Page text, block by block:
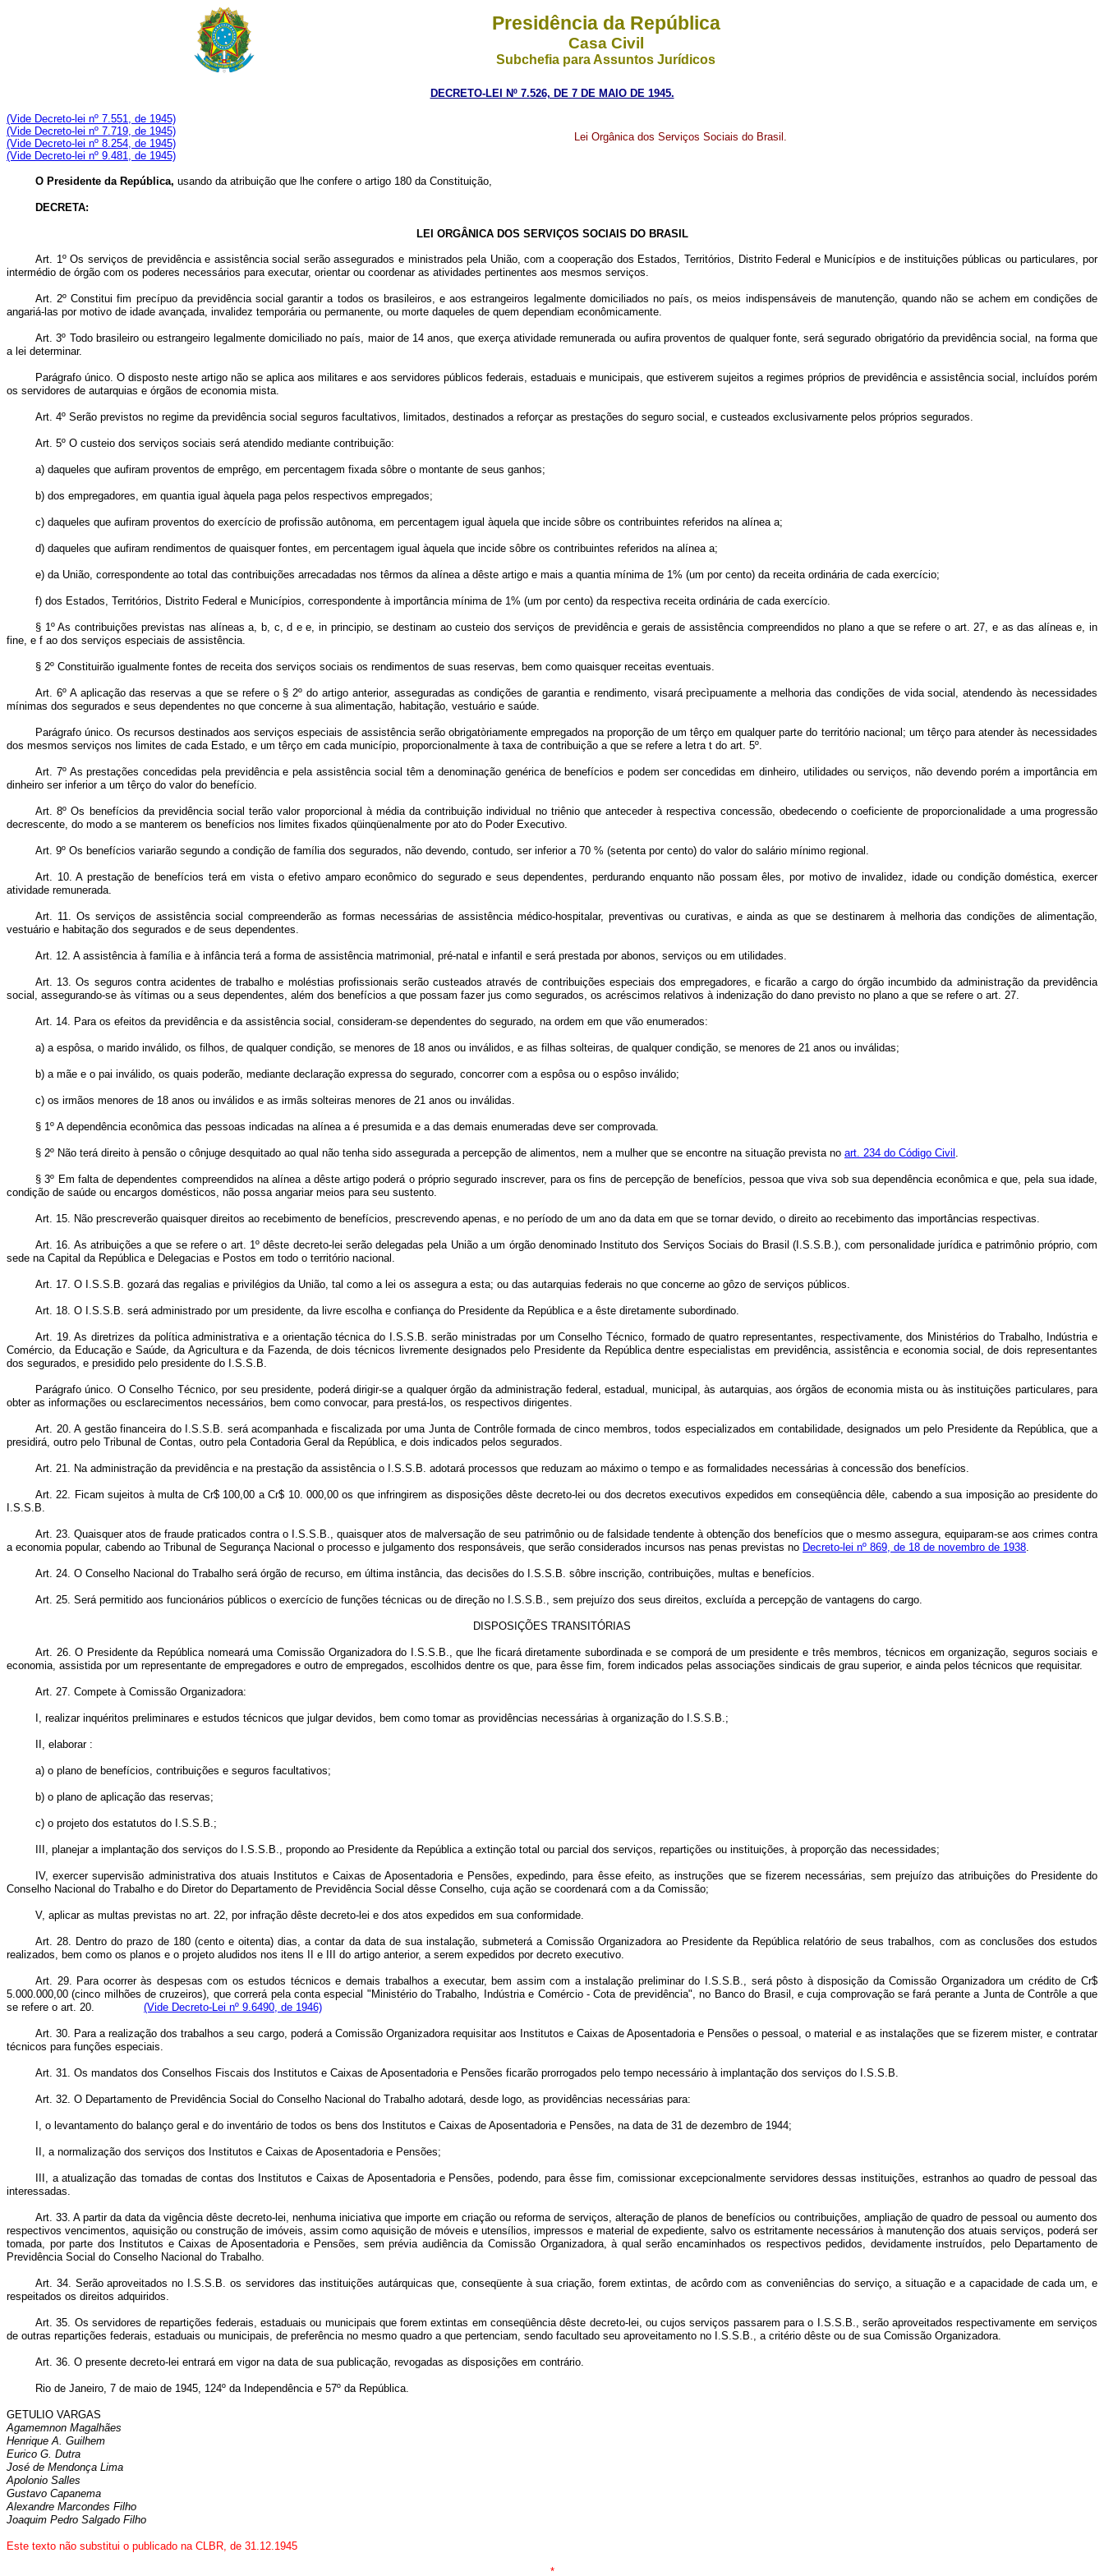
Presidência da República
Casa Civil
Subchefia para Assuntos Jurídicos
DECRETO-LEI Nº 7.526, DE 7 DE MAIO DE 1945.
(Vide Decreto-lei nº 7.551, de 1945)
(Vide Decreto-lei nº 7.719, de 1945)
(Vide Decreto-lei nº 8.254, de 1945)
(Vide Decreto-lei nº 9.481, de 1945)
Lei Orgânica dos Serviços Sociais do Brasil.
O Presidente da República, usando da atribuição que lhe confere o artigo 180 da Constituição,
DECRETA:
LEI ORGÂNICA DOS SERVIÇOS SOCIAIS DO BRASIL
Art. 1º Os serviços de previdência e assistência social serão assegurados e ministrados pela União, com a cooperação dos Estados, Territórios, Distrito Federal e Municípios e de instituições públicas ou particulares, por
intermédio de órgão com os poderes necessários para executar, orientar ou coordenar as atividades pertinentes aos mesmos serviços.
Art. 2º Constitui fim precípuo da previdência social garantir a todos os brasileiros, e aos estrangeiros legalmente domiciliados no país, os meios indispensáveis de manutenção, quando não se achem em condições de
angariá-las por motivo de idade avançada, invalidez temporária ou permanente, ou morte daqueles de quem dependiam econômicamente.
Art. 3º Todo brasileiro ou estrangeiro legalmente domiciliado no país, maior de 14 anos, que exerça atividade remunerada ou aufira proventos de qualquer fonte, será segurado obrigatório da previdência social, na forma que
a lei determinar.
Parágrafo único. O disposto neste artigo não se aplica aos militares e aos servidores públicos federais, estaduais e municipais, que estiverem sujeitos a regimes próprios de previdência e assistência social, incluídos porém
os servidores de autarquias e órgãos de economia mista.
Art. 4º Serão previstos no regime da previdência social seguros facultativos, limitados, destinados a reforçar as prestações do seguro social, e custeados exclusivarnente pelos próprios segurados.
Art. 5º O custeio dos serviços sociais será atendido mediante contribuição:
a) daqueles que aufiram proventos de emprêgo, em percentagem fixada sôbre o montante de seus ganhos;
b) dos empregadores, em quantia igual àquela paga pelos respectivos empregados;
c) daqueles que aufiram proventos do exercício de profissão autônoma, em percentagem igual àquela que incide sôbre os contribuintes referidos na alínea a;
d) daqueles que aufiram rendimentos de quaisquer fontes, em percentagem igual àquela que incide sôbre os contribuintes referidos na alínea a;
e) da União, correspondente ao total das contribuições arrecadadas nos têrmos da alínea a dêste artigo e mais a quantia mínima de 1% (um por cento) da receita ordinária de cada exercício;
f) dos Estados, Territórios, Distrito Federal e Municípios, correspondente à importância mínima de 1% (um por cento) da respectiva receita ordinária de cada exercício.
§ 1º As contribuições previstas nas alíneas a, b, c, d e e, in principio, se destinam ao custeio dos serviços de previdência e gerais de assistência compreendidos no plano a que se refere o art. 27, e as das alíneas e, in
fine, e f ao dos serviços especiais de assistência.
§ 2º Constituirão igualmente fontes de receita dos serviços sociais os rendimentos de suas reservas, bem como quaisquer receitas eventuais.
Art. 6º A aplicação das reservas a que se refere o § 2º do artigo anterior, asseguradas as condições de garantia e rendimento, visará precìpuamente a melhoria das condições de vida social, atendendo às necessidades
mínimas dos segurados e seus dependentes no que concerne à sua alimentação, habitação, vestuário e saúde.
Parágrafo único. Os recursos destinados aos serviços especiais de assistência serão obrigatòriamente empregados na proporção de um têrço em qualquer parte do território nacional; um têrço para atender às necessidades
dos mesmos serviços nos limites de cada Estado, e um têrço em cada município, proporcionalmente à taxa de contribuição a que se refere a letra t do art. 5º.
Art. 7º As prestações concedidas pela previdência e pela assistência social têm a denominação genérica de benefícios e podem ser concedidas em dinheiro, utilidades ou serviços, não devendo porém a importância em
dinheiro ser inferior a um têrço do valor do benefício.
Art. 8º Os benefícios da previdência social terão valor proporcional à média da contribuição individual no triênio que anteceder à respectiva concessão, obedecendo o coeficiente de proporcionalidade a uma progressão
decrescente, do modo a se manterem os benefícios nos limites fixados qüinqüenalmente por ato do Poder Executivo.
Art. 9º Os benefícios variarão segundo a condição de família dos segurados, não devendo, contudo, ser inferior a 70 % (setenta por cento) do valor do salário mínimo regional.
Art. 10. A prestação de benefícios terá em vista o efetivo amparo econômico do segurado e seus dependentes, perdurando enquanto não possam êles, por motivo de invalidez, idade ou condição doméstica, exercer
atividade remunerada.
Art. 11. Os serviços de assistência social compreenderão as formas necessárias de assistência médico-hospitalar, preventivas ou curativas, e ainda as que se destinarem à melhoria das condições de alimentação,
vestuário e habitação dos segurados e de seus dependentes.
Art. 12. A assistência à família e à infância terá a forma de assistência matrimonial, pré-natal e infantil e será prestada por abonos, serviços ou em utilidades.
Art. 13. Os seguros contra acidentes de trabalho e moléstias profissionais serão custeados através de contribuições especiais dos empregadores, e ficarão a cargo do órgão incumbido da administração da previdência
social, assegurando-se às vítimas ou a seus dependentes, além dos benefícios a que possam fazer jus como segurados, os acréscimos relativos à indenização do dano previsto no plano a que se refere o art. 27.
Art. 14. Para os efeitos da previdência e da assistência social, consideram-se dependentes do segurado, na ordem em que vão enumerados:
a) a espôsa, o marido inválido, os filhos, de qualquer condição, se menores de 18 anos ou inválidos, e as filhas solteiras, de qualquer condição, se menores de 21 anos ou inválidas;
b) a mãe e o pai inválido, os quais poderão, mediante declaração expressa do segurado, concorrer com a espôsa ou o espôso inválido;
c) os irmãos menores de 18 anos ou inválidos e as irmãs solteiras menores de 21 anos ou inválidas.
§ 1º A dependência econômica das pessoas indicadas na alínea a é presumida e a das demais enumeradas deve ser comprovada.
§ 2º Não terá direito à pensão o cônjuge desquitado ao qual não tenha sido assegurada a percepção de alimentos, nem a mulher que se encontre na situação prevista no art. 234 do Código Civil .
§ 3º Em falta de dependentes compreendidos na alínea a dêste artigo poderá o próprio segurado inscrever, para os fins de percepção de benefícios, pessoa que viva sob sua dependência econômica e que, pela sua idade,
condição de saúde ou encargos domésticos, não possa angariar meios para seu sustento.
Art. 15. Não prescreverão quaisquer direitos ao recebimento de benefícios, prescrevendo apenas, e no período de um ano da data em que se tornar devido, o direito ao recebimento das importâncias respectivas.
Art. 16. As atribuições a que se refere o art. 1º dêste decreto-lei serão delegadas pela União a um órgão denominado Instituto dos Serviços Sociais do Brasil (I.S.S.B.), com personalidade jurídica e patrimônio próprio, com
sede na Capital da República e Delegacias e Postos em todo o território nacional.
Art. 17. O I.S.S.B. gozará das regalias e privilégios da União, tal como a lei os assegura a esta; ou das autarquias federais no que concerne ao gôzo de serviços públicos.
Art. 18. O I.S.S.B. será administrado por um presidente, da livre escolha e confiança do Presidente da República e a êste diretamente subordinado.
Art. 19. As diretrizes da política administrativa e a orientação técnica do I.S.S.B. serão ministradas por um Conselho Técnico, formado de quatro representantes, respectivamente, dos Ministérios do Trabalho, Indústria e
Comércio, da Educação e Saúde, da Agricultura e da Fazenda, de dois técnicos livremente designados pelo Presidente da República dentre especialistas em previdência, assistência e economia social, de dois representantes
dos segurados, e presidido pelo presidente do I.S.S.B.
Parágrafo único. O Conselho Técnico, por seu presidente, poderá dirigir-se a qualquer órgão da administração federal, estadual, municipal, às autarquias, aos órgãos de economia mista ou às instituições particulares, para
obter as informações ou esclarecimentos necessários, bem como convocar, para prestá-los, os respectivos dirigentes.
Art. 20. A gestão financeira do I.S.S.B. será acompanhada e fiscalizada por uma Junta de Contrôle formada de cinco membros, todos especializados em contabilidade, designados um pelo Presidente da República, que a
presidirá, outro pelo Tribunal de Contas, outro pela Contadoria Geral da República, e dois indicados pelos segurados.
Art. 21. Na administração da previdência e na prestação da assistência o I.S.S.B. adotará processos que reduzam ao máximo o tempo e as formalidades necessárias à concessão dos benefícios.
Art. 22. Ficam sujeitos à multa de Cr$ 100,00 a Cr$ 10. 000,00 os que infringirem as disposições dêste decreto-lei ou dos decretos executivos expedidos em conseqüência dêle, cabendo a sua imposição ao presidente do
I.S.S.B.
Art. 23. Quaisquer atos de fraude praticados contra o I.S.S.B., quaisquer atos de malversação de seu patrimônio ou de falsidade tendente à obtenção dos benefícios que o mesmo assegura, equiparam-se aos crimes contra
a economia popular, cabendo ao Tribunal de Segurança Nacional o processo e julgamento dos responsáveis, que serão considerados incursos nas penas previstas no Decreto-lei nº 869, de 18 de novembro de 1938.
Art. 24. O Conselho Nacional do Trabalho será órgão de recurso, em última instância, das decisões do I.S.S.B. sôbre inscrição, contribuições, multas e benefícios.
Art. 25. Será permitido aos funcionários públicos o exercício de funções técnicas ou de direção no I.S.S.B., sem prejuízo dos seus direitos, excluída a percepção de vantagens do cargo.
DISPOSIÇÕES TRANSITÓRIAS
Art. 26. O Presidente da República nomeará uma Comissão Organizadora do I.S.S.B., que lhe ficará diretamente subordinada e se comporá de um presidente e três membros, técnicos em organização, seguros sociais e
economia, assistida por um representante de empregadores e outro de empregados, escolhidos dentre os que, para êsse fim, forem indicados pelas associações sindicais de grau superior, e ainda pelos técnicos que requisitar.
Art. 27. Compete à Comissão Organizadora:
I, realizar inquéritos preliminares e estudos técnicos que julgar devidos, bem como tomar as providências necessárias à organização do I.S.S.B.;
II, elaborar :
a) o plano de benefícios, contribuições e seguros facultativos;
b) o plano de aplicação das reservas;
c) o projeto dos estatutos do I.S.S.B.;
III, planejar a implantação dos serviços do I.S.S.B., propondo ao Presidente da República a extinção total ou parcial dos serviços, repartições ou instituições, à proporção das necessidades;
IV, exercer supervisão administrativa dos atuais Institutos e Caixas de Aposentadoria e Pensões, expedindo, para êsse efeito, as instruções que se fizerem necessárias, sem prejuízo das atribuições do Presidente do
Conselho Nacional do Trabalho e do Diretor do Departamento de Previdência Social dêsse Conselho, cuja ação se coordenará com a da Comissão;
V, aplicar as multas previstas no art. 22, por infração dêste decreto-lei e dos atos expedidos em sua conformidade.
Art. 28. Dentro do prazo de 180 (cento e oitenta) dias, a contar da data de sua instalação, submeterá a Comissão Organizadora ao Presidente da República relatório de seus trabalhos, com as conclusões dos estudos
realizados, bem como os planos e o projeto aludidos nos itens II e III do artigo anterior, a serem expedidos por decreto executivo.
Art. 29. Para ocorrer às despesas com os estudos técnicos e demais trabalhos a executar, bem assim com a instalação preliminar do I.S.S.B., será pôsto à disposição da Comissão Organizadora um crédito de Cr$
5.000.000,00 (cinco milhões de cruzeiros), que correrá pela conta especial "Ministério do Trabalho, Indústria e Comércio - Cota de previdência", no Banco do Brasil, e cuja comprovação se fará perante a Junta de Contrôle a que
se refere o art. 20. (Vide Decreto-Lei nº 9.6490, de 1946)
Art. 30. Para a realização dos trabalhos a seu cargo, poderá a Comissão Organizadora requisitar aos Institutos e Caixas de Aposentadoria e Pensões o pessoal, o material e as instalações que se fizerem mister, e contratar
técnicos para funções especiais.
Art. 31. Os mandatos dos Conselhos Fiscais dos Institutos e Caixas de Aposentadoria e Pensões ficarão prorrogados pelo tempo necessário à implantação dos serviços do I.S.S.B.
Art. 32. O Departamento de Previdência Social do Conselho Nacional do Trabalho adotará, desde logo, as providências necessárias para:
I, o levantamento do balanço geral e do inventário de todos os bens dos Institutos e Caixas de Aposentadoria e Pensões, na data de 31 de dezembro de 1944;
II, a normalização dos serviços dos Institutos e Caixas de Aposentadoria e Pensões;
III, a atualização das tomadas de contas dos Institutos e Caixas de Aposentadoria e Pensões, podendo, para êsse fim, comissionar excepcionalmente servidores dessas instituições, estranhos ao quadro de pessoal das
interessadas.
Art. 33. A partir da data da vigência dêste decreto-lei, nenhuma iniciativa que importe em criação ou reforma de serviços, alteração de planos de benefícios ou contribuições, ampliação de quadro de pessoal ou aumento dos
respectivos vencimentos, aquisição ou construção de imóveis, assim como aquisição de móveis e utensílios, impressos e material de expediente, salvo os estritamente necessários à manutenção dos atuais serviços, poderá ser
tomada, por parte dos Institutos e Caixas de Aposentadoria e Pensões, sem prévia audiência da Comissão Organizadora, à qual serão encaminhados os respectivos pedidos, devidamente instruídos, pelo Departamento de
Previdência Social do Conselho Nacional do Trabalho.
Art. 34. Serão aproveitados no I.S.S.B. os servidores das instituições autárquicas que, conseqüente à sua criação, forem extintas, de acôrdo com as conveniências do serviço, a situação e a capacidade de cada um, e
respeitados os direitos adquiridos.
Art. 35. Os servidores de repartições federais, estaduais ou municipais que forem extintas em conseqüência dêste decreto-lei, ou cujos serviços passarem para o I.S.S.B., serão aproveitados respectivamente em serviços
de outras repartições federais, estaduais ou municipais, de preferência no mesmo quadro a que pertenciam, sendo facultado seu aproveitamento no I.S.S.B., a critério dêste ou de sua Comissão Organizadora.
Art. 36. O presente decreto-lei entrará em vigor na data de sua publicação, revogadas as disposições em contrário.
Rio de Janeiro, 7 de maio de 1945, 124º da Independência e 57º da República.
GETULIO VARGAS
Agamemnon Magalhães
Henrique A. Guilhem
Eurico G. Dutra
José de Mendonça Lima
Apolonio Salles
Gustavo Capanema
Alexandre Marcondes Filho
Joaquim Pedro Salgado Filho
Este texto não substitui o publicado na CLBR, de 31.12.1945
*